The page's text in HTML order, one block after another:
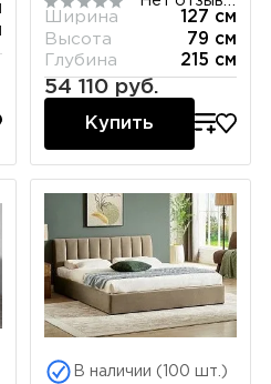
Ширина
127 см
Высота
79 см
Глубина
215 см
54 110 руб.
Купить
В наличии (100 шт.)